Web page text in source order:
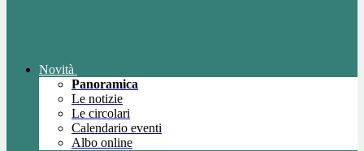
Novità
Panoramica
Le notizie
Le circolari
Calendario eventi
Albo online